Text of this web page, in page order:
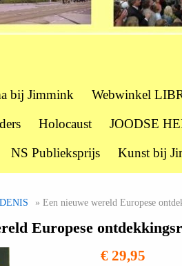
bij Jimmink Webwinkel
Holocaust JOODSE
NS Publieksprijs Kunst bij
» Een nieuwe wereld Europese
Europese
€ 29,95